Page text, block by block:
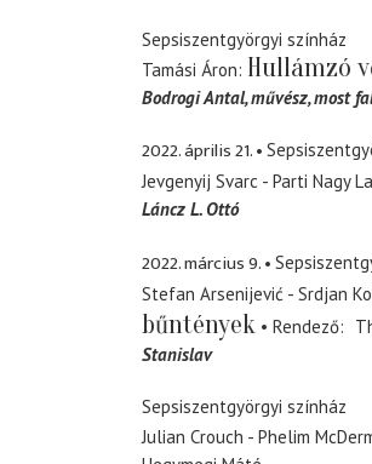
Sepsiszentgyörgyi színház
Tamási Áron Hullámzó
Bodrogi Antal, művész most
2022. április 21.
Jevgenyij Svarc - Parti Nagy
Láncz L. Ottó
2022. március 9.
Stefan Arsenijević - Srdjan
bűntények
Rendező
Stanislav
Sepsiszentgyörgyi színház
Julian Crouch - Phelim